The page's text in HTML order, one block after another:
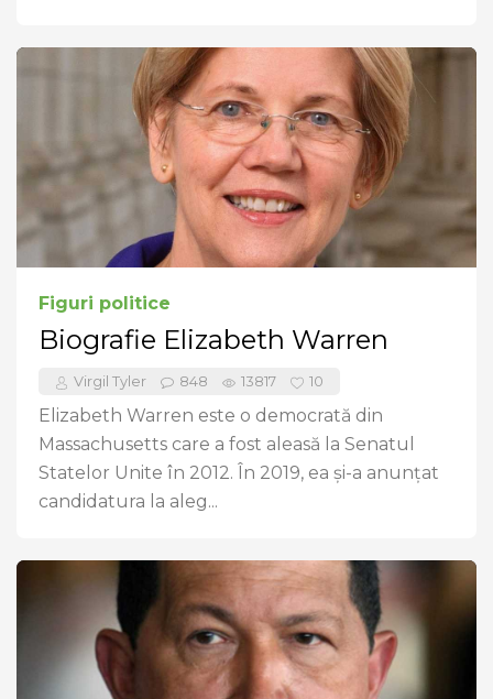
Figuri politice
Biografie Elizabeth Warren
Virgil Tyler 848 13817 10
Elizabeth Warren este o democrată din
Massachusetts care a fost aleasă la Senatul
Statelor Unite în 2012. În 2019, ea și-a anunțat
candidatura la aleg...